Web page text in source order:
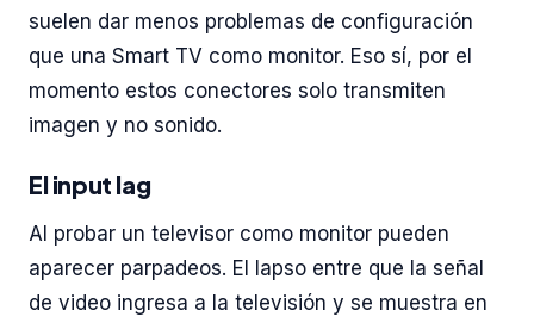
suelen dar menos problemas de configuración
que una Smart TV como monitor. Eso sí, por el
momento estos conectores solo transmiten
imagen y no sonido.
El input lag
Al probar un televisor como monitor pueden
aparecer parpadeos. El lapso entre que la señal
de video ingresa a la televisión y se muestra en